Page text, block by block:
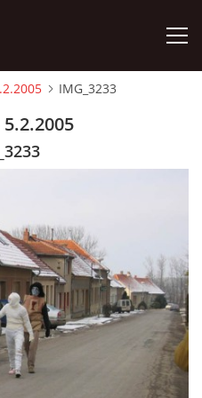
IMG_3233